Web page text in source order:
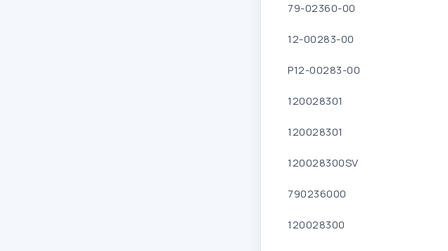
79-02360-00
12-00283-00
P12-00283-00
120028301
120028301
120028300SV
790236000
120028300